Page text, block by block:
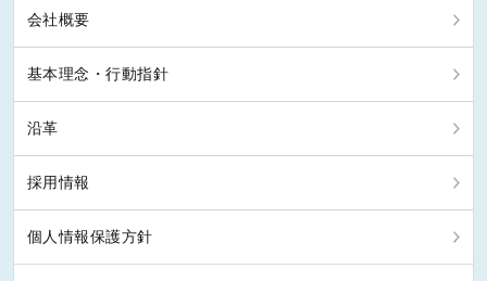
会社概要
基本理念・行動指針
沿革
採用情報
個人情報保護方針